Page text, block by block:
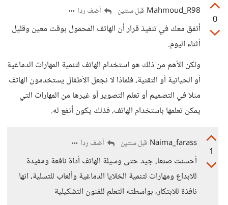
0
Mahmoud_R98 قبل سنتين أضف ردا
أتفق معك في تنفيذ قرار أن الهاتف المحمول بوقت معين وقليل
أثناء اليوم.
ولكن الأهم من ذلك هو استخدام الهاتف لتنمية المهارات الدماغية
أو الحياتية أو التقنية، فلماذا لا نجعل الأطفال يستخدمون الهاتف
مثلا في التصميم أو تعلم التصوير أو غيرها من المهارات التي
يمكن تعلمها باستخدام الهاتف، فذلك يكون أنفع له.
1
Naima_farass قبل سنتين أضف ردا
أحسنت صنعا، جيد حتى وسيلة الهاتف أداة نافعة ومفيدة
للابداع ومهارات لتنمية الخلايا الدماغية وألعاب للتسلية، انها
نافذة للابتكار، بواسطته التعلم للفنون التشكيلية